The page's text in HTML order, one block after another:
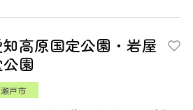
高原国定公園・岩屋
園
瀬戸市